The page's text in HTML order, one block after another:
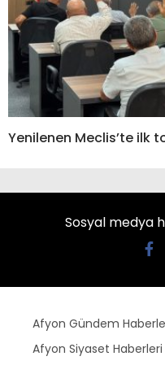
Yenilenen Meclis’te ilk
Sosyal medya
Afyon Gündem
Afyon Siyaset Haberleri